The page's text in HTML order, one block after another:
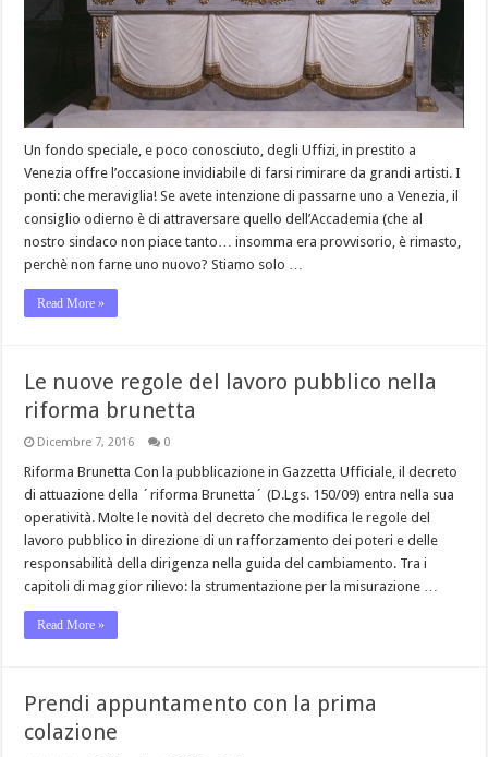
Un fondo speciale, e poco conosciuto, degli Uffizi, in prestito a
Venezia offre l’occasione invidiabile di farsi rimirare da grandi artisti. I
ponti: che meraviglia! Se avete intenzione di passarne uno a Venezia, il
consiglio odierno è di attraversare quello dell’Accademia (che al
nostro sindaco non piace tanto… insomma era provvisorio, è rimasto,
perchè non farne uno nuovo? Stiamo solo …
Read More »
Le nuove regole del lavoro pubblico nella
riforma brunetta
Dicembre 7, 2016 0
Riforma Brunetta Con la pubblicazione in Gazzetta Ufficiale, il decreto
di attuazione della ´riforma Brunetta´ (D.Lgs. 150/09) entra nella sua
operatività. Molte le novità del decreto che modifica le regole del
lavoro pubblico in direzione di un rafforzamento dei poteri e delle
responsabilità della dirigenza nella guida del cambiamento. Tra i
capitoli di maggior rilievo: la strumentazione per la misurazione …
Read More »
Prendi appuntamento con la prima
colazione